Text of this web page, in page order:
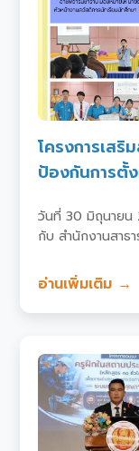
โครงการเส
ป้องกันการตั้
วันที่ 30 มิถุนายน
กับ สำนักงานสาธ
อ่านเพิ่มเติม →